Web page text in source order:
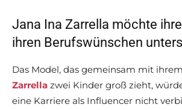
Jana Ina Zarrella möchte
ihren Berufswünschen
Das Model, das gemeinsam mit
Zarrella zwei Kinder groß zieht,
eine Karriere als Influencer nicht